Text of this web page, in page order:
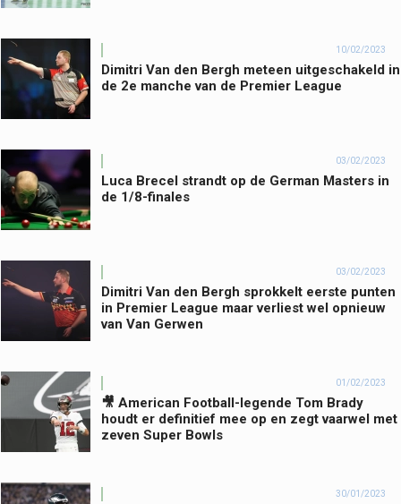
10/02/2023
Dimitri Van den Bergh meteen uitgeschakeld in
de 2e manche van de Premier League
03/02/2023
Luca Brecel strandt op de German Masters in
de 1/8-finales
03/02/2023
Dimitri Van den Bergh sprokkelt eerste punten
in Premier League maar verliest wel opnieuw
van Van Gerwen
01/02/2023
🎥 American Football-legende Tom Brady
houdt er definitief mee op en zegt vaarwel met
zeven Super Bowls
30/01/2023